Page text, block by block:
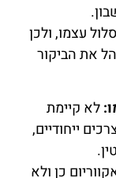
עצמו, ולכן
את הביקור
לא קיימת
ייחודיים,
כן ולא